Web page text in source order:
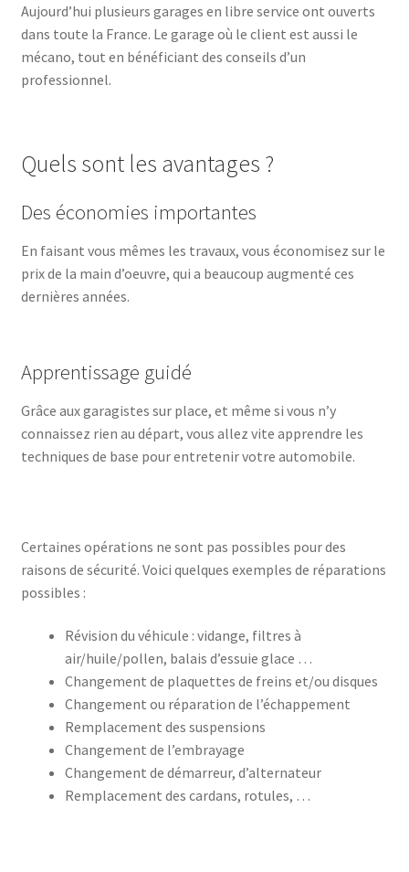
Aujourd’hui plusieurs garages en libre service ont ouverts
dans toute la France. Le garage où le client est aussi le
mécano, tout en bénéficiant des conseils d’un
professionnel.
Quels sont les avantages ?
Des économies importantes
En faisant vous mêmes les travaux, vous économisez sur le
prix de la main d’oeuvre, qui a beaucoup augmenté ces
dernières années.
Apprentissage guidé
Grâce aux garagistes sur place, et même si vous n’y
connaissez rien au départ, vous allez vite apprendre les
techniques de base pour entretenir votre automobile.
Certaines opérations ne sont pas possibles pour des
raisons de sécurité. Voici quelques exemples de réparations
possibles :
Révision du véhicule : vidange, filtres à
air/huile/pollen, balais d’essuie glace …
Changement de plaquettes de freins et/ou disques
Changement ou réparation de l’échappement
Remplacement des suspensions
Changement de l’embrayage
Changement de démarreur, d’alternateur
Remplacement des cardans, rotules, …